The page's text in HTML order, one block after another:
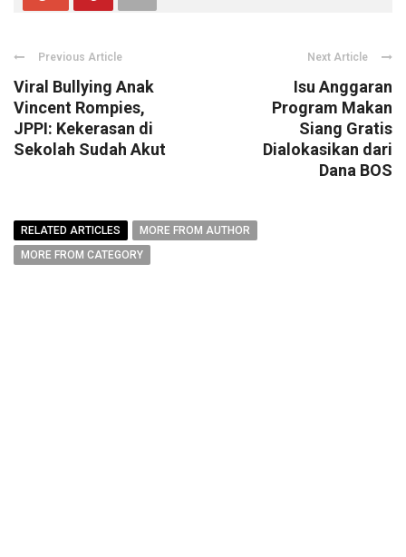
Previous Article
Viral Bullying Anak
Vincent Rompies,
JPPI: Kekerasan di
Sekolah Sudah Akut
Next Article
Isu Anggaran
Program Makan
Siang Gratis
Dialokasikan dari
Dana BOS
RELATED ARTICLES
MORE FROM AUTHOR
MORE FROM CATEGORY